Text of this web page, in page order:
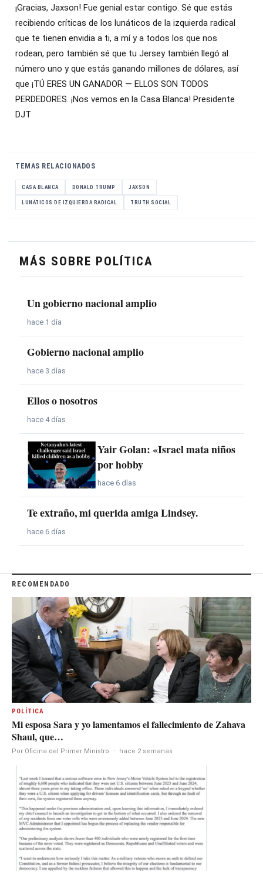
¡Gracias, Jaxson! Fue genial estar contigo. Sé que estás
recibiendo críticas de los lunáticos de la izquierda radical
que te tienen envidia a ti, a mí y a todos los que nos
rodean, pero también sé que tu Jersey también llegó al
número uno y que estás ganando millones de dólares, así
que ¡TÚ ERES UN GANADOR — ELLOS SON TODOS
PERDEDORES. ¡Nos vemos en la Casa Blanca! Presidente
DJT
TEMAS RELACIONADOS
CASA BLANCA DONALD TRUMP JAXSON
LUNÁTICOS DE IZQUIERDA RADICAL TRUTH SOCIAL
MÁS SOBRE POLÍTICA
Un gobierno nacional amplio
hace 1 día
Gobierno nacional amplio
hace 3 días
Ellos o nosotros
hace 4 días
Yair Golan: «Israel mata niños
por hobby
hace 6 días
Te extraño, mi querida amiga Lindsey.
hace 6 días
RECOMENDADO
POLÍTICA
Mi esposa Sara y yo lamentamos el fallecimiento de Zahava
Shaul, que…
Por Oficina del Primer Ministro · hace 2 semanas